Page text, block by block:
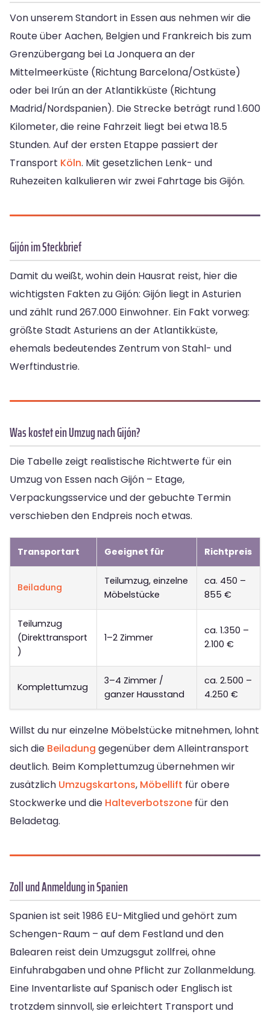
Von unserem Standort in Essen aus nehmen wir die
Route über Aachen, Belgien und Frankreich bis zum
Grenzübergang bei La Jonquera an der
Mittelmeerküste (Richtung Barcelona/Ostküste)
oder bei Irún an der Atlantikküste (Richtung
Madrid/Nordspanien). Die Strecke beträgt rund 1.600
Kilometer, die reine Fahrzeit liegt bei etwa 18.5
Stunden. Auf der ersten Etappe passiert der
Transport Köln. Mit gesetzlichen Lenk- und
Ruhezeiten kalkulieren wir zwei Fahrtage bis Gijón.
Gijón im Steckbrief
Damit du weißt, wohin dein Hausrat reist, hier die
wichtigsten Fakten zu Gijón: Gijón liegt in Asturien
und zählt rund 267.000 Einwohner. Ein Fakt vorweg:
größte Stadt Asturiens an der Atlantikküste,
ehemals bedeutendes Zentrum von Stahl- und
Werftindustrie.
Was kostet ein Umzug nach Gijón?
Die Tabelle zeigt realistische Richtwerte für ein
Umzug von Essen nach Gijón – Etage,
Verpackungsservice und der gebuchte Termin
verschieben den Endpreis noch etwas.
Transportart Geeignet für Richtpreis
Beiladung
Teilumzug, einzelne
Möbelstücke
ca. 450 –
855 €
Teilumzug
(Direkttransport
)
1–2 Zimmer
ca. 1.350 –
2.100 €
Komplettumzug
3–4 Zimmer /
ganzer Hausstand
ca. 2.500 –
4.250 €
Willst du nur einzelne Möbelstücke mitnehmen, lohnt
sich die Beiladung gegenüber dem Alleintransport
deutlich. Beim Komplettumzug übernehmen wir
zusätzlich Umzugskartons, Möbellift für obere
Stockwerke und die Halteverbotszone für den
Beladetag.
Zoll und Anmeldung in Spanien
Spanien ist seit 1986 EU-Mitglied und gehört zum
Schengen-Raum – auf dem Festland und den
Balearen reist dein Umzugsgut zollfrei, ohne
Einfuhrabgaben und ohne Pflicht zur Zollanmeldung.
Eine Inventarliste auf Spanisch oder Englisch ist
trotzdem sinnvoll, sie erleichtert Transport und